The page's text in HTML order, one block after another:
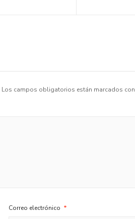
Los campos obligatorios están marcados con
Correo electrónico *